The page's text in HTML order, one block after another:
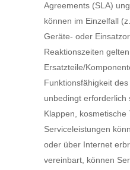
Agreements (SLA)
können im Einzelfall
Geräte- oder
Reaktionszeiten
Ersatzteile/
Funktionsfähigkeit
unbedingt erforderlich
Klappen, kosmetische
Serviceleistungen
oder über Internet
vereinbart, können